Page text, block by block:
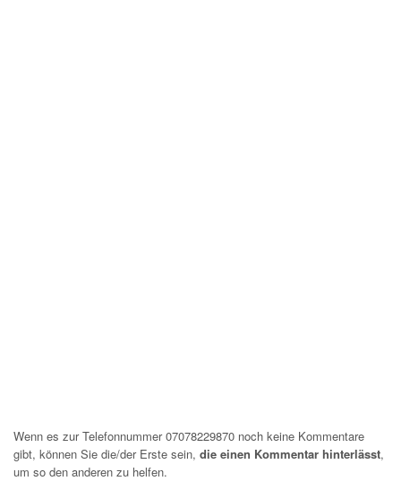
Wenn es zur Telefonnummer 07078229870 noch keine Kommentare
gibt, können Sie die/der Erste sein, die einen Kommentar hinterlässt,
um so den anderen zu helfen.